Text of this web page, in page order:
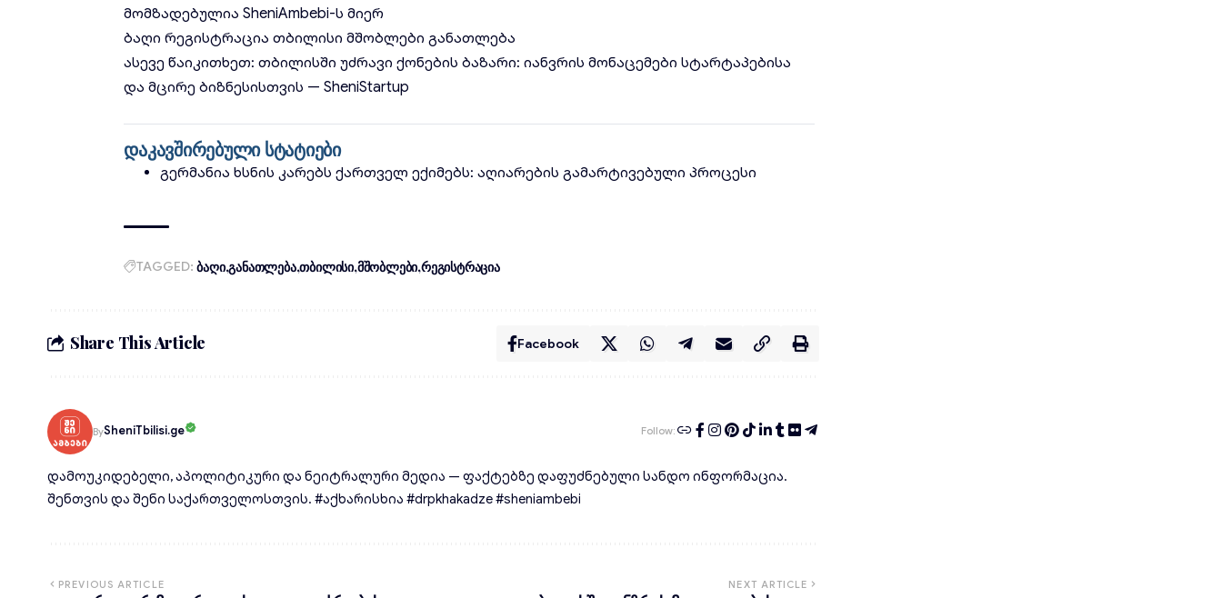
მომზადებულიაSheniAmbebi-ს მიერ
ბაღი რეგისტრაცია თბილისი მშობლები განათლება
ასევე წაიკითხეთ:თბილისში უძრავი ქონების ბაზარი: იანვრის მონაცემები სტარტაპებისა
და მცირე ბიზნესისთვის — SheniStartup
დაკავშირებული სტატიები
გერმანია ხსნის კარებს ქართველ ექიმებს: აღიარების გამარტივებული პროცესი
TAGGED: ბაღი განათლება თბილისი მშობლები რეგისტრაცია
Share This Article Facebook
BySheniTbilisi.ge Follow:
დამოუკიდებელი, აპოლიტიკური და ნეიტრალური მედია — ფაქტებზე დაფუძნებული სანდო ინფორმაცია.
შენთვის და შენი საქართველოსთვის. #აქხარისხია #drpkhakadze #sheniambebi
PREVIOUS ARTICLE NEXT ARTICLE